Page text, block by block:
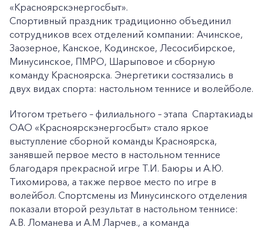
«Красноярскэнергосбыт».
Спортивный праздник традиционно объединил
сотрудников всех отделений компании: Ачинское,
Заозерное, Канское, Кодинское, Лесосибирское,
Минусинское, ПМРО, Шарыповое и сборную
команду Красноярска. Энергетики состязались в
двух видах спорта: настольном теннисе и волейболе.
Итогом третьего – филиального – этапа Спартакиады
ОАО «Красноярскэнергосбыт» стало яркое
выступление сборной команды Красноярска,
занявшей первое место в настольном теннисе
благодаря прекрасной игре Т.И. Баюры и А.Ю.
Тихомирова, а также первое место по игре в
волейбол. Спортсмены из Минусинского отделения
показали второй результат в настольном теннисе:
А.В. Ломанева и А.М Ларчев., а команда